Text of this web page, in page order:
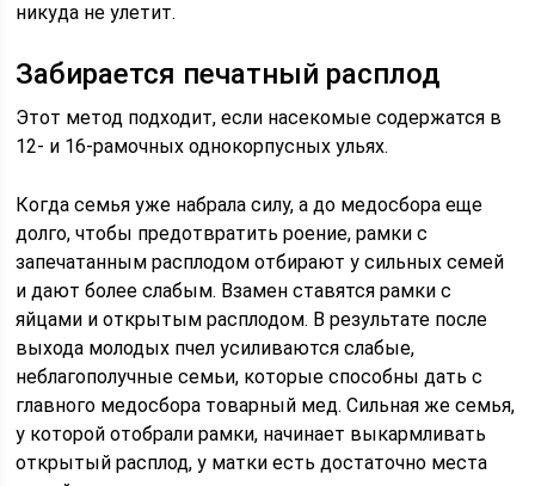
никуда не улетит.
Забирается печатный расплод
Этот метод подходит, если насекомые содержатся в
12- и 16-рамочных однокорпусных ульях.
Когда семья уже набрала силу, а до медосбора еще
долго, чтобы предотвратить роение, рамки с
запечатанным расплодом отбирают у сильных семей
и дают более слабым. Взамен ставятся рамки с
яйцами и открытым расплодом. В результате после
выхода молодых пчел усиливаются слабые,
неблагополучные семьи, которые способны дать с
главного медосбора товарный мед. Сильная же семья,
у которой отобрали рамки, начинает выкармливать
открытый расплод, у матки есть достаточно места